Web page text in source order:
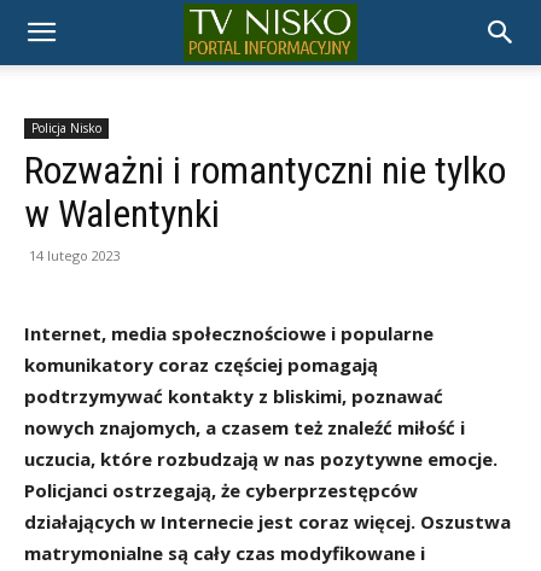
TELEWIZJA
NISKO
Policja Nisko
Rozważni i romantyczni nie tylko
w Walentynki
14 lutego 2023
Internet, media społecznościowe i popularne
komunikatory coraz częściej pomagają
podtrzymywać kontakty z bliskimi, poznawać
nowych znajomych, a czasem też znaleźć miłość i
uczucia, które rozbudzają w nas pozytywne emocje.
Policjanci ostrzegają, że cyberprzestępców
działających w Internecie jest coraz więcej. Oszustwa
matrymonialne są cały czas modyfikowane i